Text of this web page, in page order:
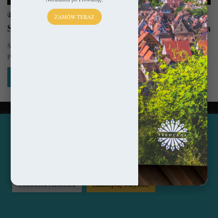
4 listopada 2020
Sacra di San Michele – Włoska góra św. Michała
Sacra di San Michele to jedna z najpiękniej położonych świątyń Europy.
Pomimo tego, że jej romańskie mury naznaczone są licznymi…
© Copyright 2014 - 2026, All Rights Reserved by sekulada.com
PinterestInstagram
Ta strona korzysta z ciasteczek, aby świadczyć usługi na
najwyższym poziomie. Klikając opcję "Zaakceptuj wszystkie"
zgadzasz się na użycie wszystkich ciasteczek. Możesz również
przejść do "Ustawień Ciasteczek", aby zgodzić się tylko na
Czytaj więcej...
Ustawienia ciasteczek Zaakceptuj wszystkie
ZAMÓW TERAZ